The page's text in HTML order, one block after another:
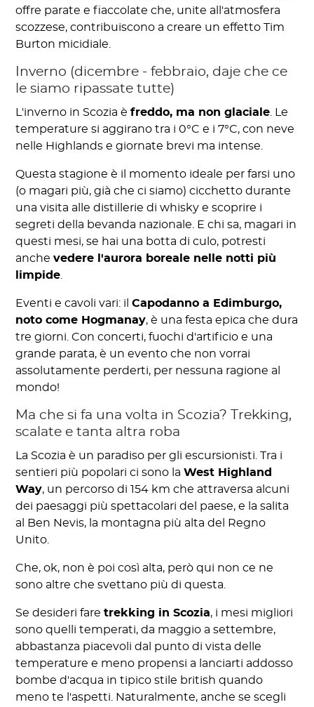
offre parate e fiaccolate che, unite all'atmosfera
scozzese, contribuiscono a creare un effetto Tim
Burton micidiale.
Inverno (dicembre - febbraio, daje che ce
le siamo ripassate tutte)
L'inverno in Scozia èfreddo, ma non glaciale . Le
temperature si aggirano tra i 0°C e i 7°C, con neve
nelle Highlands e giornate brevi ma intense.
Questa stagione è il momento ideale per farsi uno
(o magari più, già che ci siamo) cicchetto durante
una visita alle distillerie di whisky e scoprire i
segreti della bevanda nazionale. E chi sa, magari in
questi mesi, se hai una botta di culo, potresti
anchevedere l'aurora boreale nelle notti più
limpide
Eventi e cavoli vari: ilCapodanno a Edimburgo,
noto come Hogmanay, è una festa epica che dura
tre giorni. Con concerti, fuochi d'artificio e una
grande parata, è un evento che non vorrai
assolutamente perderti, per nessuna ragione al
mondo!
Ma che si fa una volta in Scozia? Trekking,
scalate e tanta altra roba
La Scozia è un paradiso per gli escursionisti. Tra i
sentieri più popolari ci sono laWest Highland
Way, un percorso di 154 km che attraversa alcuni
dei paesaggi più spettacolari del paese, e la salita
al Ben Nevis, la montagna più alta del Regno
Unito.
Che, ok, non è poi così alta, però qui non ce ne
sono altre che svettano più di questa.
Se desideri faretrekking in Scozia, i mesi migliori
sono quelli temperati, da maggio a settembre,
abbastanza piacevoli dal punto di vista delle
temperature e meno propensi a lanciarti addosso
bombe d'acqua in tipico stile british quando
meno te l'aspetti. Naturalmente, anche se scegli